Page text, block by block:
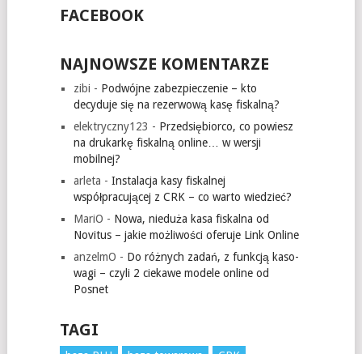
FACEBOOK
NAJNOWSZE KOMENTARZE
zibi - Podwójne zabezpieczenie – kto
decyduje się na rezerwową kasę fiskalną?
elektryczny123 - Przedsiębiorco, co powiesz
na drukarkę fiskalną online… w wersji
mobilnej?
arleta - Instalacja kasy fiskalnej
współpracującej z CRK – co warto wiedzieć?
MariO - Nowa, nieduża kasa fiskalna od
Novitus – jakie możliwości oferuje Link Online
anzelmO - Do różnych zadań, z funkcją kaso-
wagi – czyli 2 ciekawe modele online od
Posnet
TAGI